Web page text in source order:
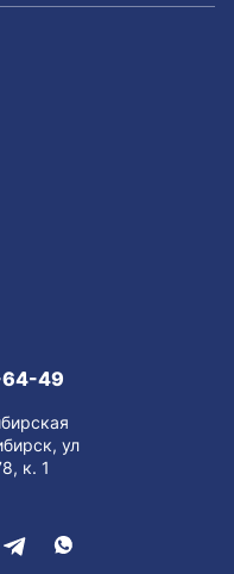
64-49
ул
к. 1